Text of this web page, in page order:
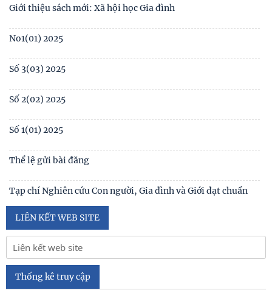
Table of contents Human Studies Journal No. 5 (128) (2023)
Giới thiệu sách mới: Xã hội học Gia đình
No1(01) 2025
Số 3(03) 2025
Số 2(02) 2025
Số 1(01) 2025
Thể lệ gửi bài đăng
Tạp chí Nghiên cứu Con người, Gia đình và Giới đạt chuẩn
Tạp chí khoa học Việt Nam năm 2026
Số 1 -2026
Nội hàm của quyền con người được sống trong môi trường
trong lành, bền vững (Lê Hồng Hạnh
LIÊN KẾT WEB SITE
Thống kê truy cập